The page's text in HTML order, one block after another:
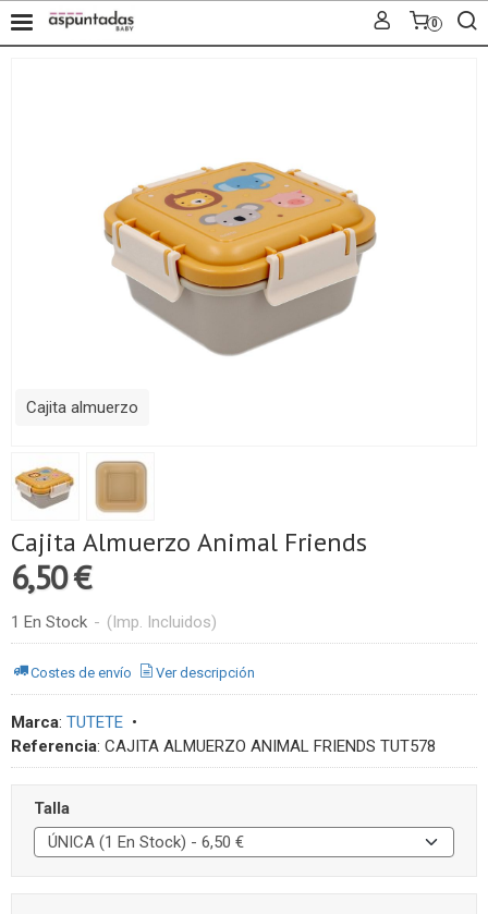
0
Cajita almuerzo
Cajita Almuerzo Animal Friends
6,50 €
1 En Stock - (Imp. Incluidos)
Costes de envío Ver descripción
Marca: TUTETE •
Referencia: CAJITA ALMUERZO ANIMAL FRIENDS TUT578
Talla